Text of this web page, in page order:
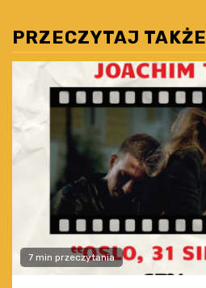
PRZECZYTAJ TAKŻE
7 min przeczytania